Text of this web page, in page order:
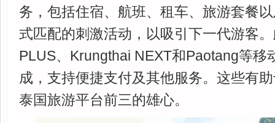
务，包括住宿、航班、租车、旅游套餐
式匹配的刺激活动，以吸引下一代游客
PLUS、Krungthai NEXT和Paotang等移
成，支持便捷支付及其他服务。这些有
泰国旅游平台前三的雄心。